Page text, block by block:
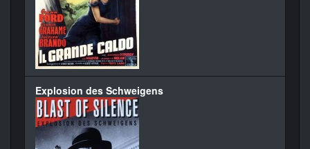
Explosion des Schweigens